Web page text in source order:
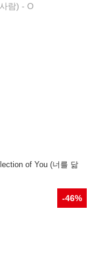
람) - O
of You (너를 닮
-46%